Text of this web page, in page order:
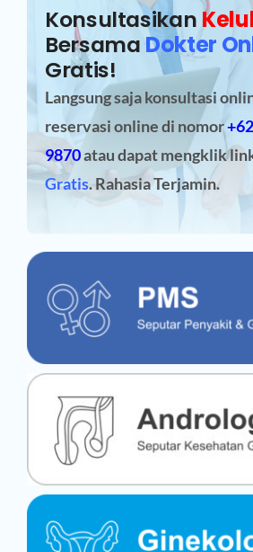
Konsultasikan
BersamaDokter
Gratis!
Langsung saja konsultasi
reservasi onlinedi nomor
9870atau dapat mengklik
Gratis. Rahasia Terjamin.